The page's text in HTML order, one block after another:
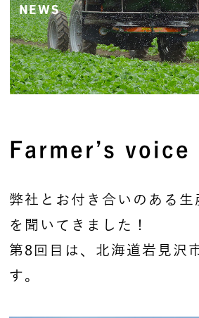
NEWS
Farmer’s voice
弊社とお付き合いのある生
を聞いてきました！
第8回目は、北海道岩見沢
す。